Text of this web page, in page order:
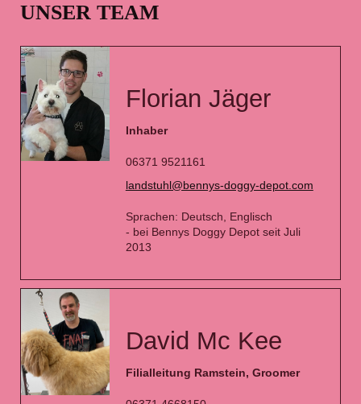
UNSER TEAM
Florian Jäger
Inhaber
06371 9521161
landstuhl@bennys-doggy-depot.com
Sprachen: Deutsch, Englisch
- bei Bennys Doggy Depot seit Juli
2013
David Mc Kee
Filialleitung Ramstein, Groomer